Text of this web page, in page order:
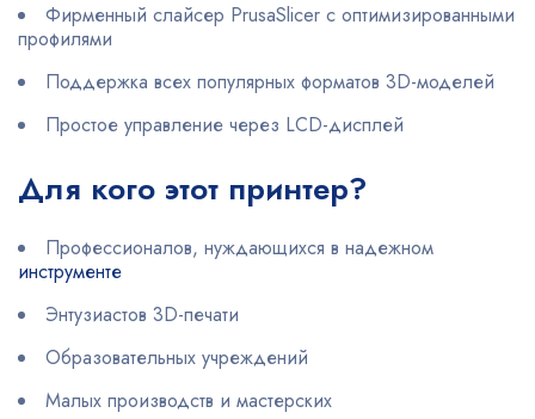
Фирменный слайсер PrusaSlicer с оптимизированными
профилями
Поддержка всех популярных форматов 3D-моделей
Простое управление через LCD-дисплей
Для кого этот принтер?
Профессионалов, нуждающихся в надежном
инструменте
Энтузиастов 3D-печати
Образовательных учреждений
Малых производств и мастерских